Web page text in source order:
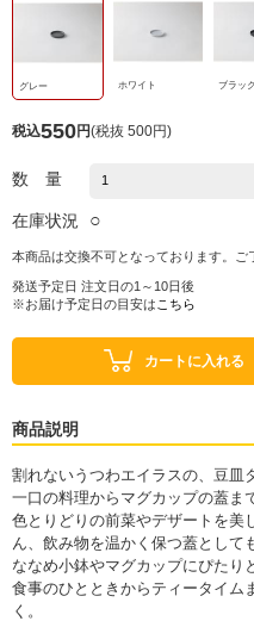
グレー ホワイト ブラック
税込550円(税抜 500円)
数 量
在庫状況 ○
本商品は交換不可となっております。ご
発送予定日 注文日の1～10日後
※お届け予定日の目安は こちら
カートに入れる
商品説明
割れないうつわエイラスの、豆皿
一口の料理からマグカップの蓋ま
色とりどりの前菜やデザートを美
ん、飲み物を温かく保つ蓋として
ななめ小鉢やマグカップにぴたり
食事のひとときからティータイム
く。